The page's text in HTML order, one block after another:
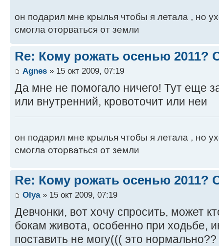
он подарил мне крылья чтобы я летала , но
смогла оторваться от земли
Re: Кому рожать осенью 2011?
Agnes » 15 окт 2009, 07:19
Да мне не помогало ничего! Тут еще
или внутренний, кровоточит или неи
он подарил мне крылья чтобы я летала , но
смогла оторваться от земли
Re: Кому рожать осенью 2011?
Оlya» 15 окт 2009, 07:19
Девчонки, вот хочу спросить, может
бокам живота, особенно при ходьбе,
поставить не могу((( это нормально??